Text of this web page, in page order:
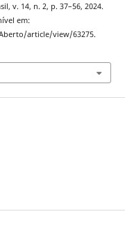
v. 14, n. 2, p. 37–56, 2024.
em:
article/view/63275.